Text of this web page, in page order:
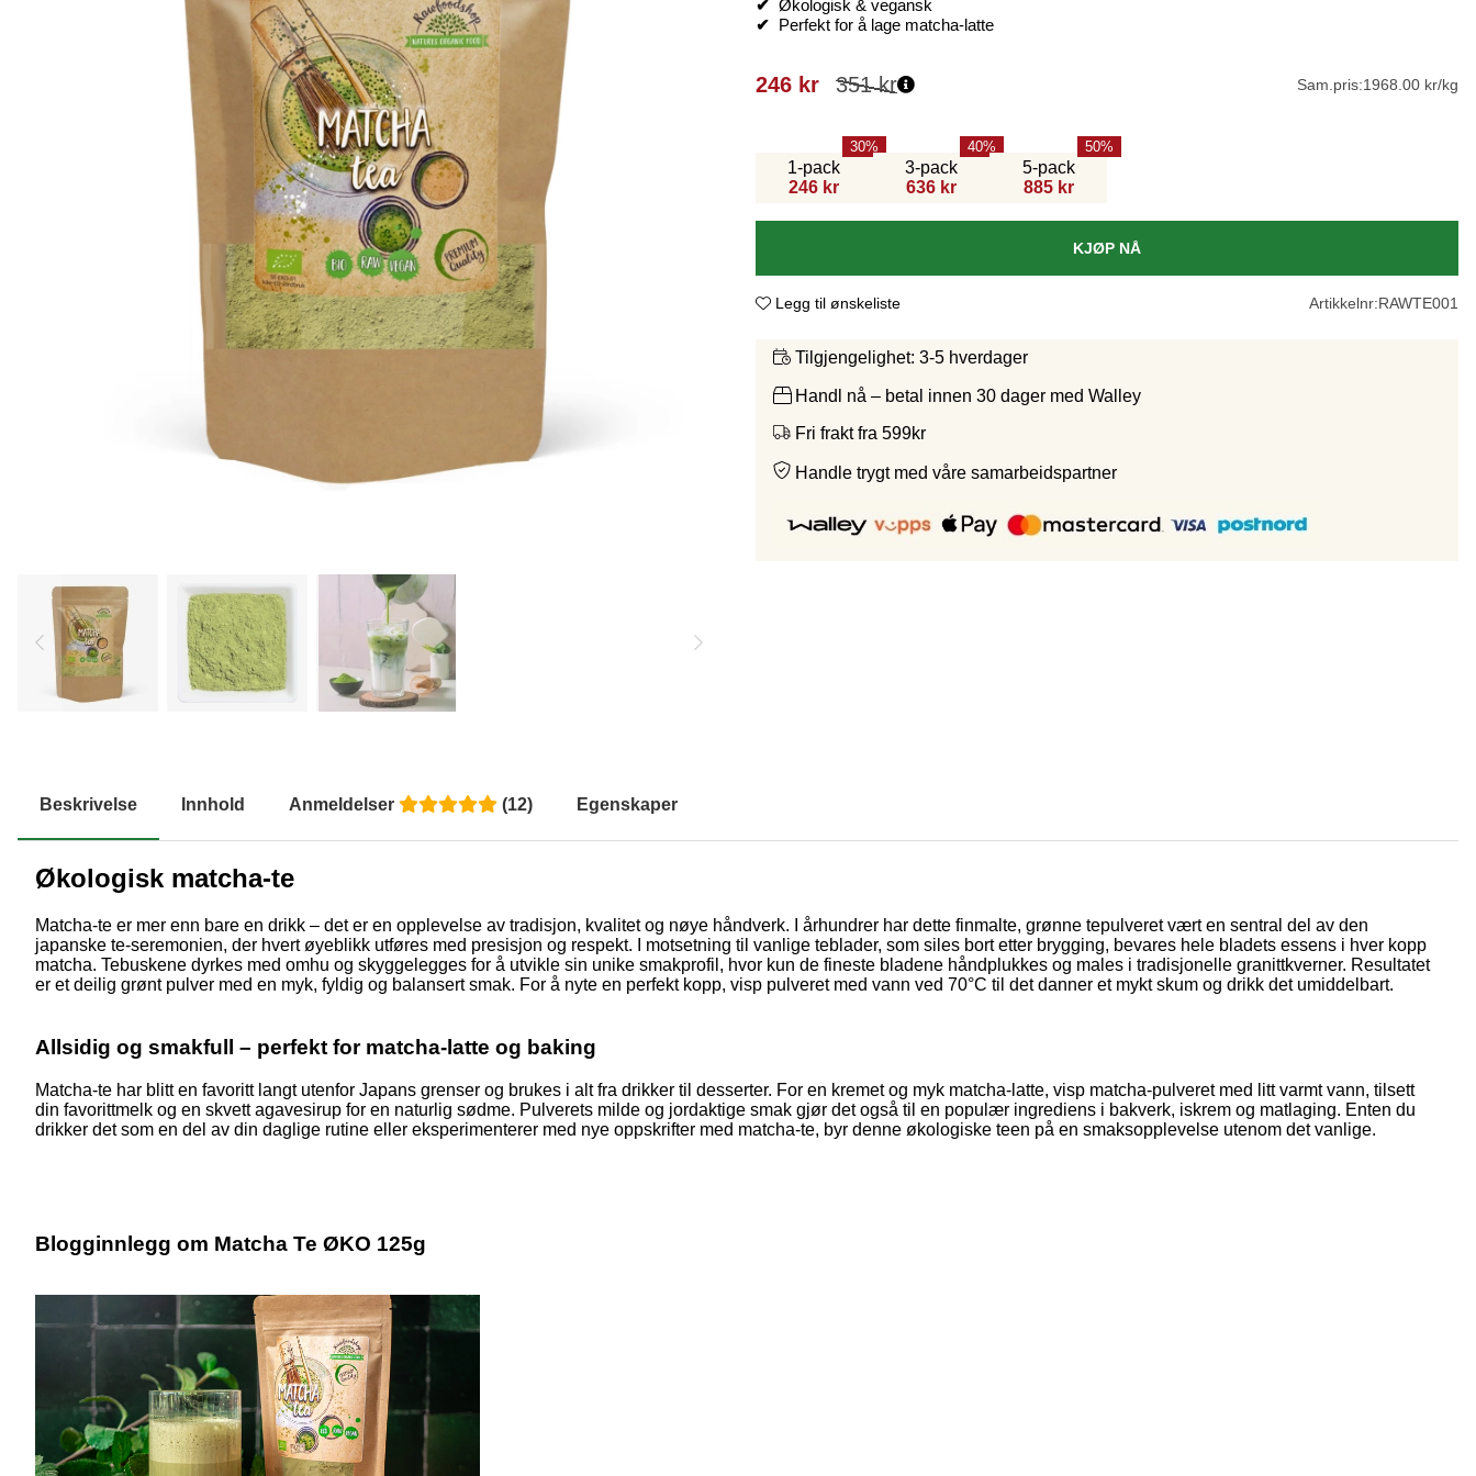
✔ Økologisk & vegansk
✔ Perfekt for å lage matcha-latte
351kr
246 kr Sam.pris:1968.00 kr/kg
1-pack
246 kr
30
3-pack
636 kr
40
5-pack
885 kr
50
KJØP NÅ
Legg til ønskeliste Artikkelnr:RAWTE001
Tilgjengelighet: 3-5 hverdager
Handl nå – betal innen 30 dager med Walley
Fri frakt fra 599kr
Handle trygt med våre samarbeidspartner
Beskrivelse Innhold Anmeldelser (12) Egenskaper
Økologisk matcha-te
Matcha-te er mer enn bare en drikk – det er en opplevelse av tradisjon, kvalitet og nøye håndverk. I århundrer har dette finmalte, grønne tepulveret vært en sentral del av den
japanske te-seremonien, der hvert øyeblikk utføres med presisjon og respekt. I motsetning til vanlige teblader, som siles bort etter brygging, bevares hele bladets essens i hver kopp
matcha. Tebuskene dyrkes med omhu og skyggelegges for å utvikle sin unike smakprofil, hvor kun de fineste bladene håndplukkes og males i tradisjonelle granittkverner. Resultatet
er et deilig grønt pulver med en myk, fyldig og balansert smak. For å nyte en perfekt kopp, visp pulveret med vann ved 70°C til det danner et mykt skum og drikk det umiddelbart.
Allsidig og smakfull – perfekt for matcha-latte og baking
Matcha-te har blitt en favoritt langt utenfor Japans grenser og brukes i alt fra drikker til desserter. For en kremet og myk matcha-latte, visp matcha-pulveret med litt varmt vann, tilsett
din favorittmelk og en skvett agavesirup for en naturlig sødme. Pulverets milde og jordaktige smak gjør det også til en populær ingrediens i bakverk, iskrem og matlaging. Enten du
drikker det som en del av din daglige rutine eller eksperimenterer med nye oppskrifter med matcha-te, byr denne økologiske teen på en smaksopplevelse utenom det vanlige.
Blogginnlegg om Matcha Te ØKO 125g